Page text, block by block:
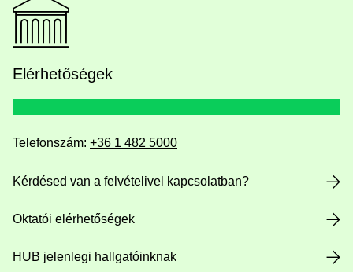
Elérhetőségek
Telefonszám: +36 1 482 5000
Kérdésed van a felvételivel kapcsolatban?
Oktatói elérhetőségek
HUB jelenlegi hallgatóinknak